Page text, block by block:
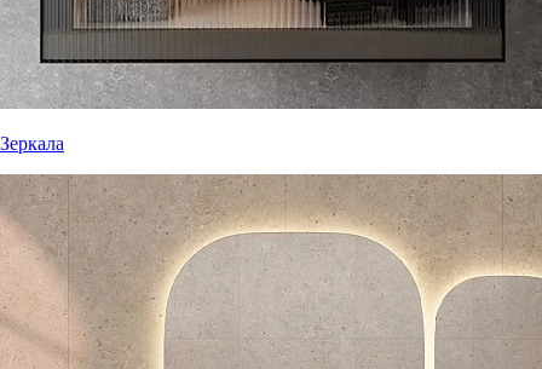
Зеркала